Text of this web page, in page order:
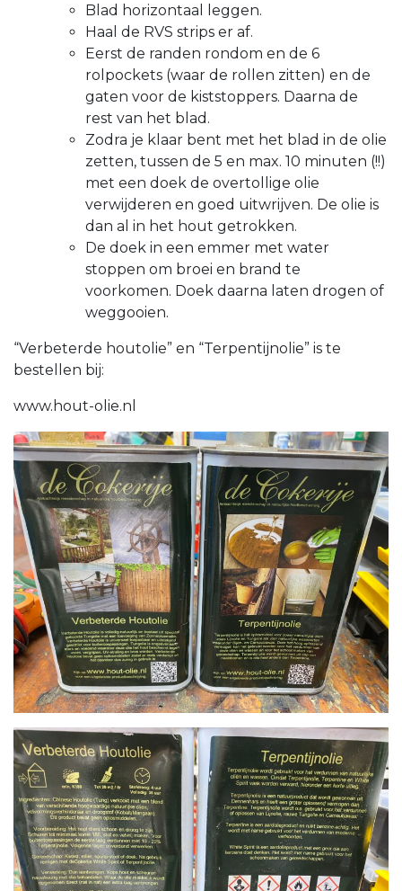
Blad horizontaal leggen.
Haal de RVS strips er af.
Eerst de randen rondom en de 6
rolpockets (waar de rollen zitten) en de
gaten voor de kiststoppers. Daarna de
rest van het blad.
Zodra je klaar bent met het blad in de olie
zetten, tussen de 5 en max. 10 minuten (!!)
met een doek de overtollige olie
verwijderen en goed uitwrijven. De olie is
dan al in het hout getrokken.
De doek in een emmer met water
stoppen om broei en brand te
voorkomen. Doek daarna laten drogen of
weggooien.
“Verbeterde houtolie” en “Terpentijnolie” is te
bestellen bij:
www.hout-olie.nl